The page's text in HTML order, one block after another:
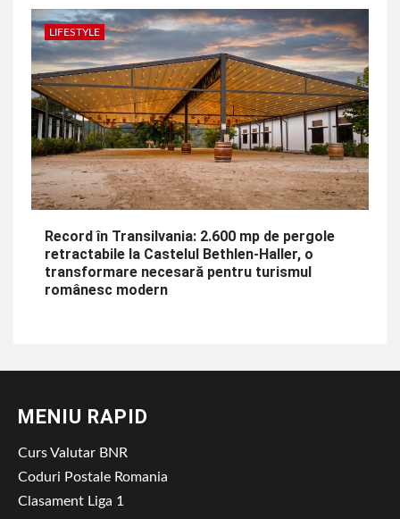
LIFESTYLE
Record în Transilvania: 2.600 mp de pergole
retractabile la Castelul Bethlen-Haller, o
transformare necesară pentru turismul
românesc modern
MENIU RAPID
Curs Valutar BNR
Coduri Postale Romania
Clasament Liga 1